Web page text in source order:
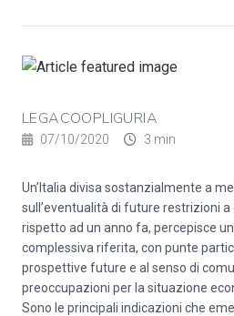
LEGACOOPLIGURIA
07/10/2020 3 min
Un’Italia divisa sostanzialmente a
sull’eventualità di future restrizioni a
rispetto ad un anno fa, percepisce
complessiva riferita, con punte
prospettive future e al senso di
preoccupazioni per la situazione
Sono le principali indicazioni che